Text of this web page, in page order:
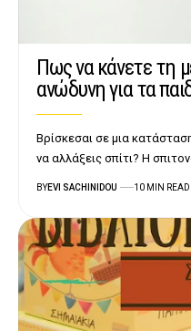
Πως να κάνετε τη
ανώδυνη για τα
Βρίσκεσαι σε μια
να αλλάξεις σπίτι? Η
BYEVI SACHINIDOU 10 MIN READ